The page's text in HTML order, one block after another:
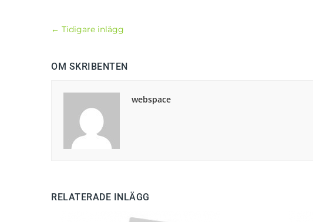
← Tidigare inlägg
OM SKRIBENTEN
webspace
RELATERADE INLÄGG